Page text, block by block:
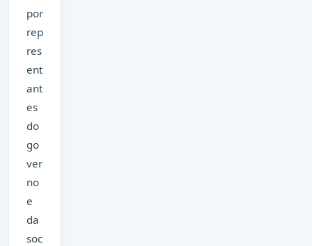
por
rep
res
ent
ant
es
do
go
ver
no
e
da
soc